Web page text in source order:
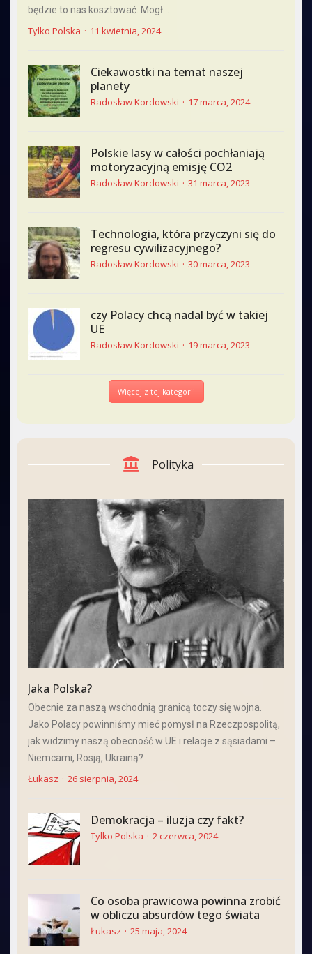
będzie to nas kosztować. Mogł...
Tylko Polska 11 kwietnia, 2024
Ciekawostki na temat naszej
planety
Radosław Kordowski 17 marca, 2024
Polskie lasy w całości pochłaniają
motoryzacyjną emisję CO2
Radosław Kordowski 31 marca, 2023
Technologia, która przyczyni się do
regresu cywilizacyjnego?
Radosław Kordowski 30 marca, 2023
czy Polacy chcą nadal być w takiej
UE
Radosław Kordowski 19 marca, 2023
Więcej z tej kategorii
Polityka
Jaka Polska?
Obecnie za naszą wschodnią granicą toczy się wojna.
Jako Polacy powinniśmy mieć pomysł na Rzeczpospolitą,
jak widzimy naszą obecność w UE i relacje z sąsiadami –
Niemcami, Rosją, Ukrainą?
Łukasz 26 sierpnia, 2024
Demokracja – iluzja czy fakt?
Tylko Polska 2 czerwca, 2024
Co osoba prawicowa powinna zrobić
w obliczu absurdów tego świata
Łukasz 25 maja, 2024